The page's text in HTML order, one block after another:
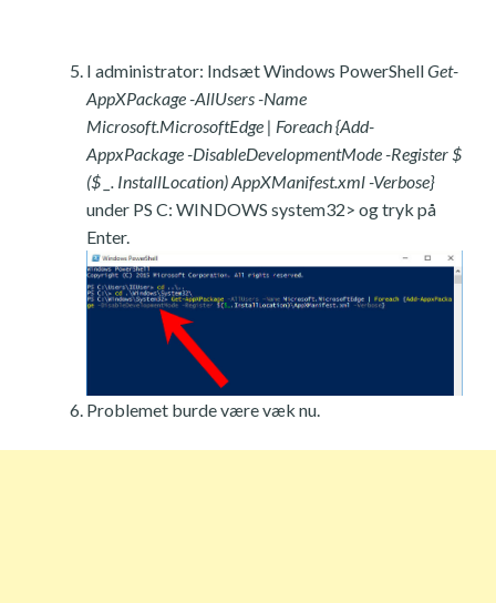
I administrator: Indsæt Windows PowerShellGet-
AppXPackage -AllUsers -Name
Microsoft.MicrosoftEdge | Foreach {Add-
AppxPackage -DisableDevelopmentMode -Register $
($ _. InstallLocation) AppXManifest.xml -Verbose}
under PS C: WINDOWS system32> og tryk på
Enter.
Problemet burde være væk nu.